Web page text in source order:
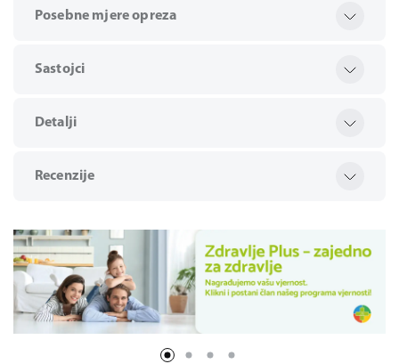
Posebne mjere opreza
Sastojci
Detalji
Recenzije